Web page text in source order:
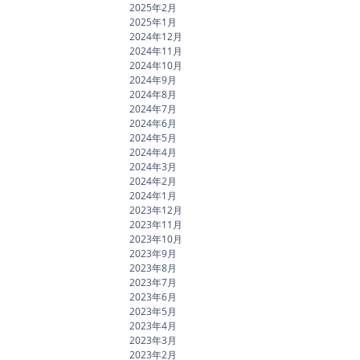
2025年2月
2025年1月
2024年12月
2024年11月
2024年10月
2024年9月
2024年8月
2024年7月
2024年6月
2024年5月
2024年4月
2024年3月
2024年2月
2024年1月
2023年12月
2023年11月
2023年10月
2023年9月
2023年8月
2023年7月
2023年6月
2023年5月
2023年4月
2023年3月
2023年2月